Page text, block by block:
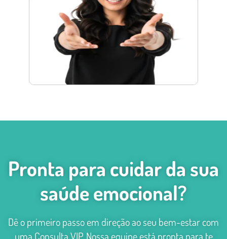
Pronta para cuidar da sua
saúde emocional?
Dê o primeiro passo em direção ao seu bem-estar com
uma Consulta VIP. Nossa equipe está pronta para te